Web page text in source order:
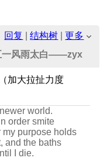
回复 |结构树 |更多
一风雨太白——zyx
加大拉扯力度
world.
order smite
purpose holds
and the baths
I die.